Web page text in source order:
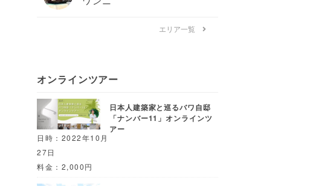
エリア一覧
オンラインツアー
日本人建築家と巡るバワ自邸
「ナンバー11」オンラインツ
アー
日時：2022年10月
27日
料金：2,000円